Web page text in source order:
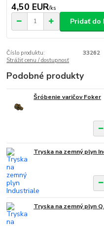
4,50 EUR/ks
Pridať do
Číslo produktu:
33262
Strážiť cenu / dostupnosť
Podobné produkty
Šróbenie varičov Foker
Tryska na zemný plyn
Tryska na zemný plyn